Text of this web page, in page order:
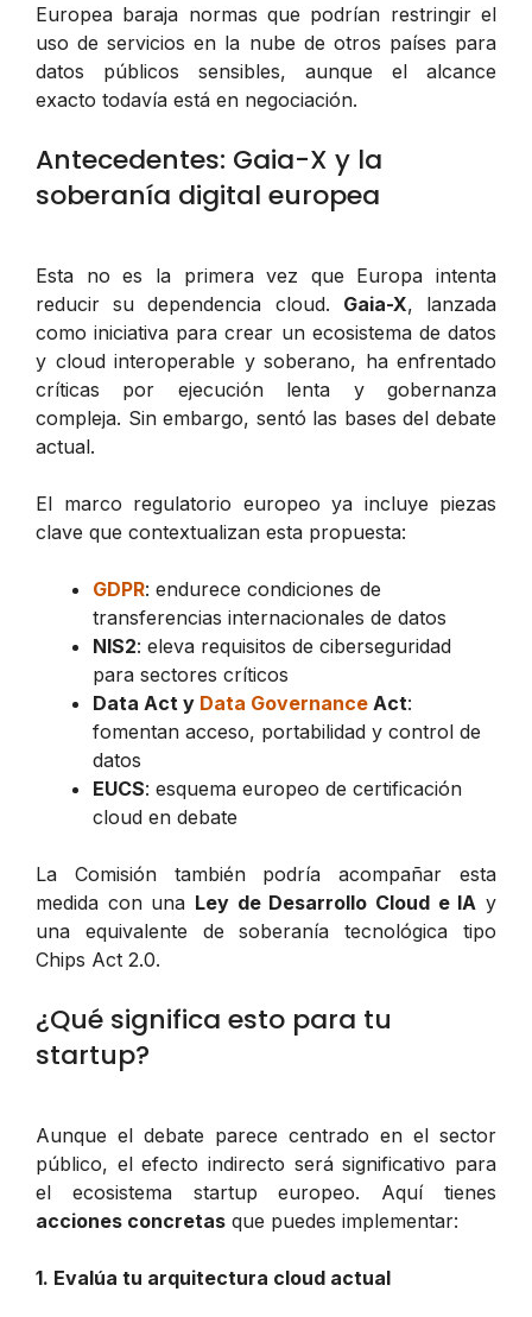
Europea baraja normas que podrían restringir el
uso de servicios en la nube de otros países para
datos públicos sensibles, aunque el alcance
exacto todavía está en negociación.
Antecedentes: Gaia-X y la
soberanía digital europea
Esta no es la primera vez que Europa intenta
reducir su dependencia cloud. Gaia-X, lanzada
como iniciativa para crear un ecosistema de datos
y cloud interoperable y soberano, ha enfrentado
críticas por ejecución lenta y gobernanza
compleja. Sin embargo, sentó las bases del debate
actual.
El marco regulatorio europeo ya incluye piezas
clave que contextualizan esta propuesta:
GDPR: endurece condiciones de
transferencias internacionales de datos
NIS2: eleva requisitos de ciberseguridad
para sectores críticos
Data Act y Data Governance Act:
fomentan acceso, portabilidad y control de
datos
EUCS: esquema europeo de certificación
cloud en debate
La Comisión también podría acompañar esta
medida con una Ley de Desarrollo Cloud e IA y
una equivalente de soberanía tecnológica tipo
Chips Act 2.0.
¿Qué significa esto para tu
startup?
Aunque el debate parece centrado en el sector
público, el efecto indirecto será significativo para
el ecosistema startup europeo. Aquí tienes
acciones concretas que puedes implementar:
1. Evalúa tu arquitectura cloud actual